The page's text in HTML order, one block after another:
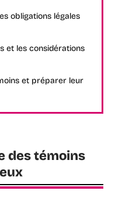
obligations légales
et les considérations
et préparer leur
des témoins